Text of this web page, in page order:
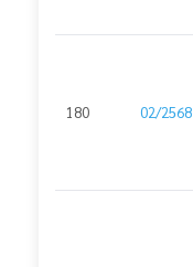
180 02/2568